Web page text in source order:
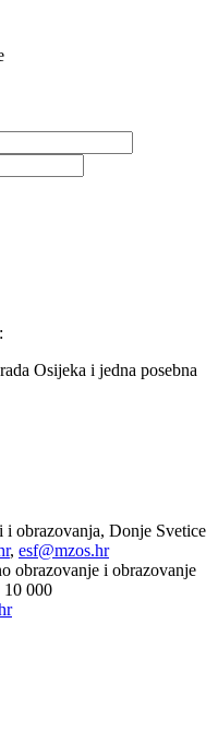
Osijeka i jedna posebna
i obrazovanja, Donje Svetice
, esf@mzos.hr
obrazovanje i obrazovanje
10 000